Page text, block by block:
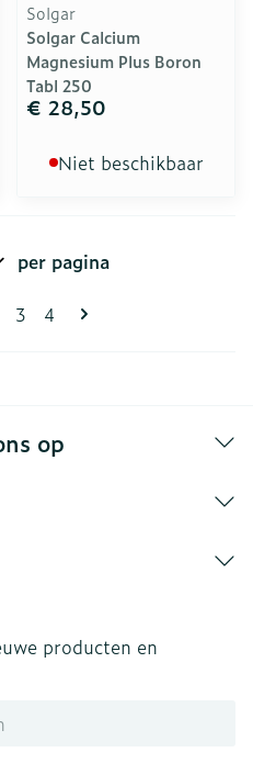
Solgar
Solgar Calcium
Magnesium Plus Boron
Tabl 250
€ 28,50
Niet beschikbaar
Pagina's
momenteel pagina
Pagina
3 Pagina
4
per pagina
op
producten en